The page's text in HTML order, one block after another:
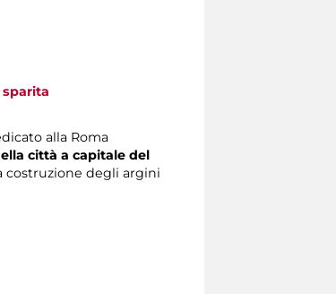
alla Roma
città a capitale del
costruzione degli argini